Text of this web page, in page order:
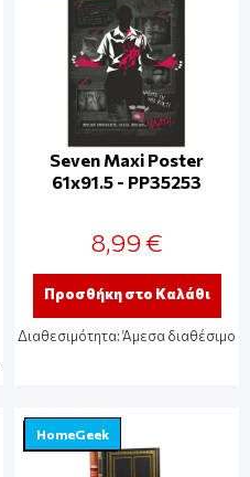
Seven Maxi Poster
61x91.5 - PP35253
8,99 €
Προσθήκη στο Καλάθι
Διαθεσιμότητα:Άμεσα διαθέσιμο
HomeGeek